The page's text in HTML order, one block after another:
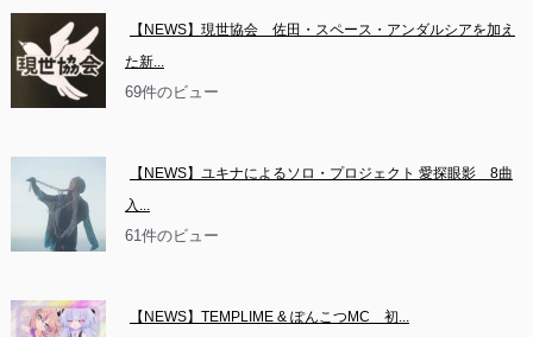
【NEWS】現世協会　佐田・スペース・アンダルシアを加え
た新...
69件のビュー
【NEWS】ユキナによるソロ・プロジェクト 愛探眼影　8曲
入...
61件のビュー
【NEWS】TEMPLIME & ぽんこつMC　初...